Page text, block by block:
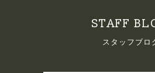
STAFF
スタッフブロ